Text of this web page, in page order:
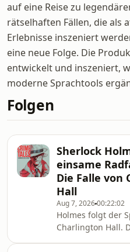
auf eine Reise zu
rätselhaften Fällen, die als
Erlebnisse inszeniert
eine neue Folge. Die
entwickelt und inszeniert,
moderne Sprachtools
Folgen
Sherlock
einsame
Die Falle von
Hall
Aug 7, 202600:22:02
Holmes folgt der
Charlington Hall. Doch bevor er das